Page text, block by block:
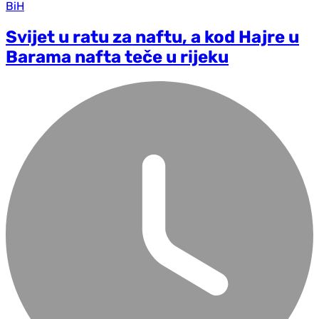
BiH
Svijet u ratu za naftu, a kod Hajre u
Barama nafta teče u rijeku